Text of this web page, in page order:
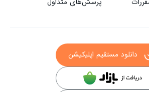
دانلود مستقیم اپلیکیشن